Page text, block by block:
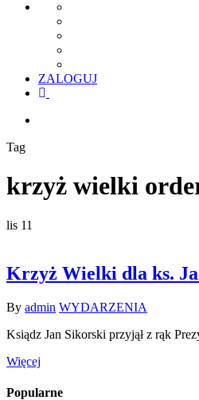
ZALOGUJ
facebook
Tag
krzyż wielki
lis 11
Krzyż Wielki dla ks.
By admin WYDARZENIA
Ksiądz Jan Sikorski przyjął z rąk
Więcej
Popularne